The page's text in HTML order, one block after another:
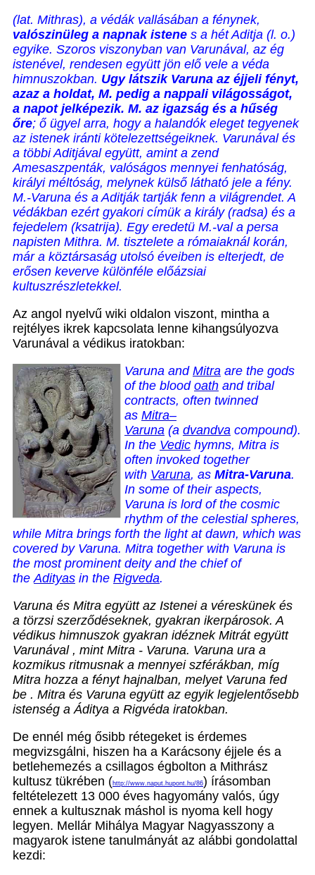
(lat. Mithras), a védák vallásában a fénynek,
valószinüleg a napnak istene s a hét Aditja (l. o.)
egyike. Szoros viszonyban van Varunával, az ég
istenével, rendesen együtt jön elő vele a véda
himnuszokban. Ugy látszik Varuna az éjjeli fényt,
azaz a holdat, M. pedig a nappali világosságot,
a napot jelképezik. M. az igazság és a hűség
őre; ő ügyel arra, hogy a halandók eleget tegyenek
az istenek iránti kötelezettségeiknek. Varunával és
a többi Aditjával együtt, amint a zend
Amesaszpenták, valóságos mennyei fenhatóság,
királyi méltóság, melynek külső látható jele a fény.
M.-Varuna és a Aditják tartják fenn a világrendet. A
védákban ezért gyakori címük a király (radsa) és a
fejedelem (ksatrija). Egy eredetü M.-val a persa
napisten Mithra. M. tisztelete a rómaiaknál korán,
már a köztársaság utolsó éveiben is elterjedt, de
erősen keverve különféle előázsiai
kultuszrészletekkel.
Az angol nyelvű wiki oldalon viszont, mintha a
rejtélyes ikrek kapcsolata lenne kihangsúlyozva
Varunával a védikus iratokban:
Varuna and Mitra are the gods
of the blood oath and tribal
contracts, often twinned
as Mitra–
Varuna (a dvandva compound).
In the Vedic hymns, Mitra is
often invoked together
with Varuna, as Mitra-Varuna.
In some of their aspects,
Varuna is lord of the cosmic
rhythm of the celestial spheres,
while Mitra brings forth the light at dawn, which was
covered by Varuna. Mitra together with Varuna is
the most prominent deity and the chief of
theAdityas in the Rigveda.
Varuna és Mitra együtt az Istenei a véreskünek és
a törzsi szerződéseknek, gyakran ikerpárosok. A
védikus himnuszok gyakran idéznek Mitrát együtt
Varunával , mint Mitra - Varuna. Varuna ura a
kozmikus ritmusnak a mennyei szférákban, míg
Mitra hozza a fényt hajnalban, melyet Varuna fed
be . Mitra és Varuna együtt az egyik legjelentősebb
istenség a Áditya a Rigvéda iratokban.
De ennél még ősibb rétegeket is érdemes
megvizsgálni, hiszen ha a Karácsony éjjele és a
betlehemezés a csillagos égbolton a Mithrász
kultusz tükrében (http://www.naput.hupont.hu/86) írásomban
feltételezett 13 000 éves hagyomány valós, úgy
ennek a kultusznak máshol is nyoma kell hogy
legyen. Mellár Mihálya Magyar Nagyasszony a
magyarok istene tanulmányát az alábbi gondolattal
kezdi: